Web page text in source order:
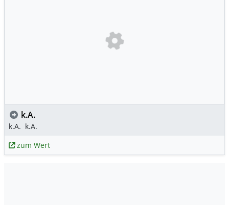
k.A.
k.A. k.A.
zum Wert